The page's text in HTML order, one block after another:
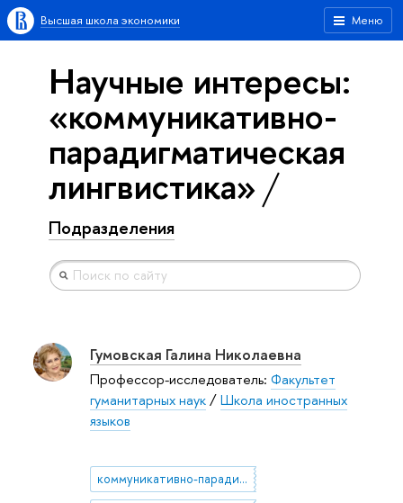
Меню
Высшая школа экономики
Научные интересы:
«коммуникативно-
парадигматическая
лингвистика»
Подразделения
Гумовская Галина Николаевна
Профессор-исследователь: Факультет
гуманитарных наук/Школа иностранных
языков
коммуникативно-парадигматическая лингвистика